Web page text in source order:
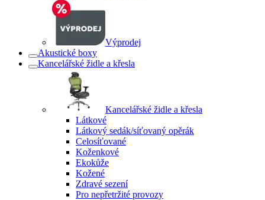
Výprodej
Akustické boxy
Kancelářské židle a křesla
Kancelářské židle a křesla
Látkové
Látkový sedák/síťovaný opěrák
Celosíťované
Koženkové
Ekokůže
Kožené
Zdravé sezení
Pro nepřetržité provozy